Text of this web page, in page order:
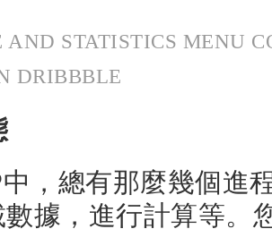
AND STATISTICS MENU
DRIBBBLE
，總有那麼幾個進
數據，進行計算等。